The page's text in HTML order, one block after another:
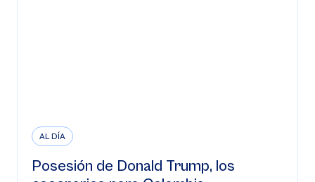
AL DÍA
Posesión de Donald Trump, los